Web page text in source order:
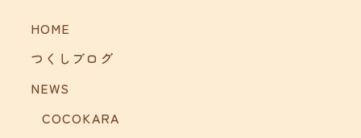
HOME
つくしブログ
NEWS
COCOKARA